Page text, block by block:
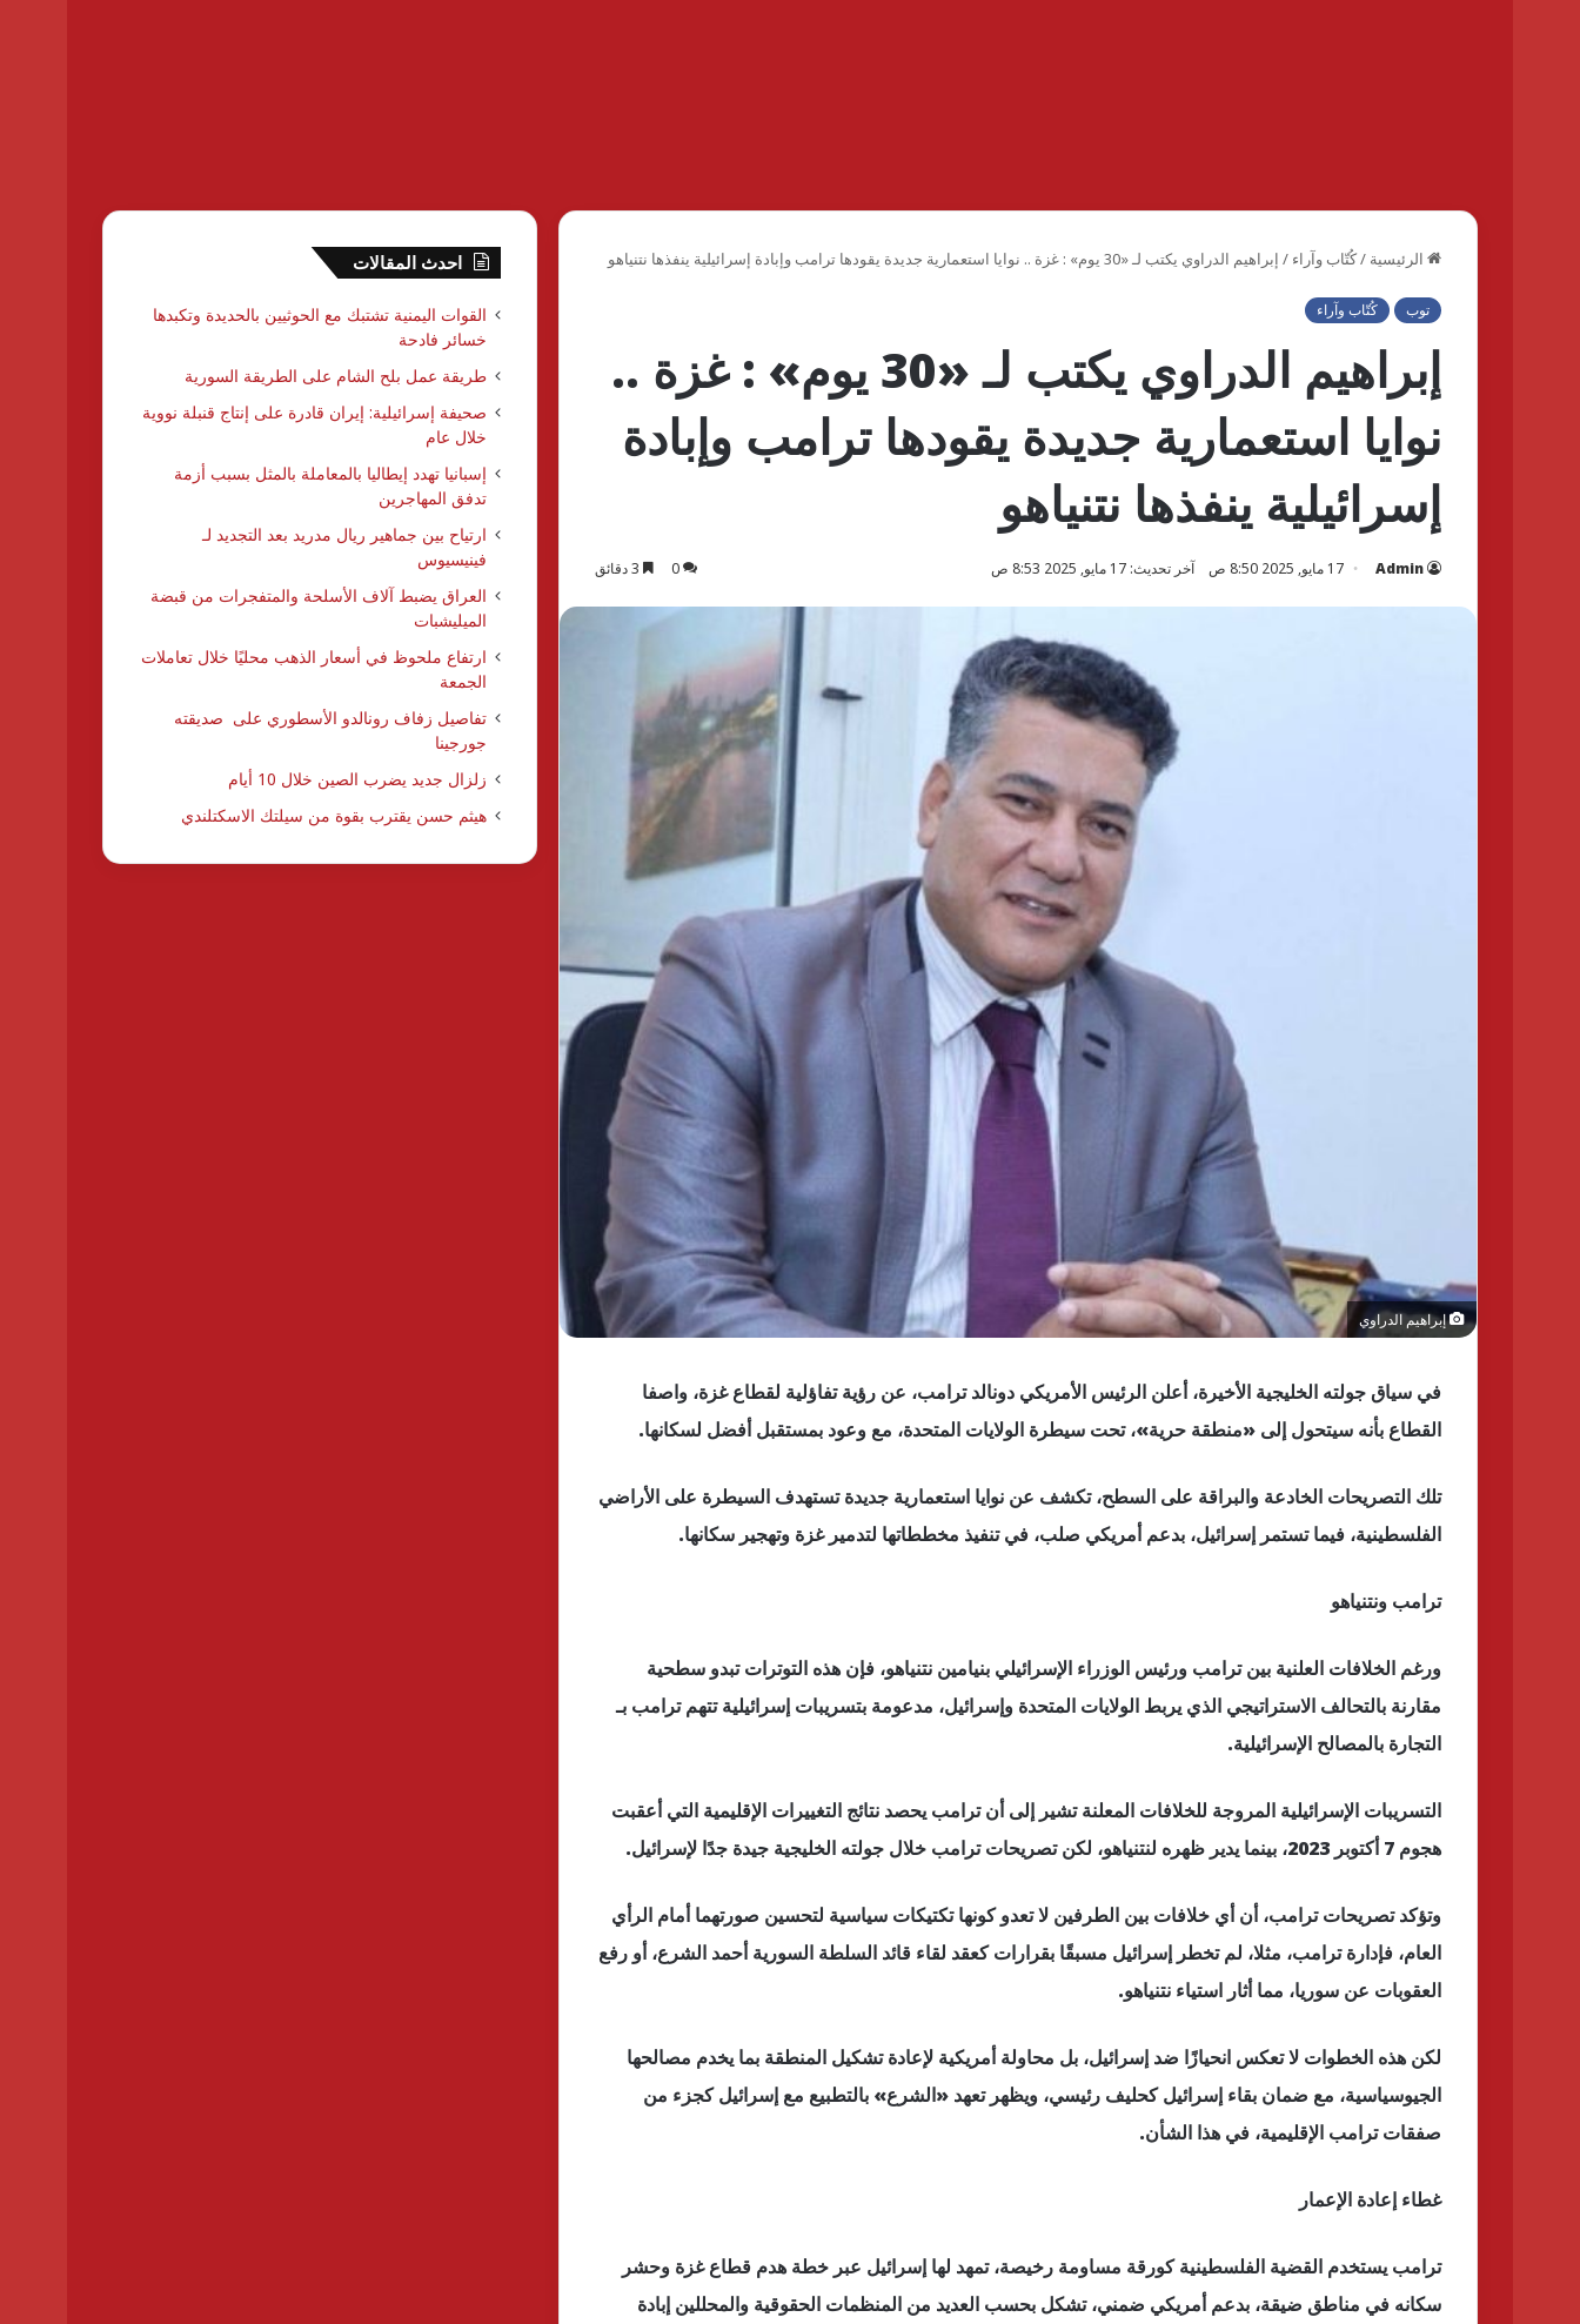
الرئيسية /كُتّاب وآراء / إبراهيم الدراوي يكتب لـ «30 يوم» : غزة .. نوايا استعمارية جديدة يقودها ترامب وإبادة إسرائيلية ينفذها نتنياهو
توب كُتّاب وآراء
إبراهيم الدراوي يكتب لـ «30 يوم» : غزة ..
نوايا استعمارية جديدة يقودها ترامب وإبادة
إسرائيلية ينفذها نتنياهو
Admin 17 مايو, 2025 8:50 ص آخر تحديث: 17 مايو, 2025 8:53 ص 0
إبراهيم الدراوي
في سياق جولته الخليجية الأخيرة، أعلن الرئيس الأمريكي دونالد ترامب، عن رؤية تفاؤلية لقطاع غزة، واصفا
القطاع بأنه سيتحول إلى «منطقة حرية»، تحت سيطرة الولايات المتحدة، مع وعود بمستقبل أفضل لسكانها.
تلك التصريحات الخادعة والبراقة على السطح، تكشف عن نوايا استعمارية جديدة تستهدف السيطرة على الأراضي
الفلسطينية، فيما تستمر إسرائيل، بدعم أمريكي صلب، في تنفيذ مخططاتها لتدمير غزة وتهجير سكانها.
ترامب ونتنياهو
ورغم الخلافات العلنية بين ترامب ورئيس الوزراء الإسرائيلي بنيامين نتنياهو، فإن هذه التوترات تبدو سطحية
مقارنة بالتحالف الاستراتيجي الذي يربط الولايات المتحدة وإسرائيل، مدعومة بتسريبات إسرائيلية تتهم ترامب بـ
التجارة بالمصالح الإسرائيلية.
التسريبات الإسرائيلية المروجة للخلافات المعلنة تشير إلى أن ترامب يحصد نتائج التغييرات الإقليمية التي أعقبت
هجوم 7 أكتوبر 2023، بينما يدير ظهره لنتنياهو، لكن تصريحات ترامب خلال جولته الخليجية جيدة جدًا لإسرائيل.
وتؤكد تصريحات ترامب، أن أي خلافات بين الطرفين لا تعدو كونها تكتيكات سياسية لتحسين صورتهما أمام الرأي
العام، فإدارة ترامب، مثلا، لم تخطر إسرائيل مسبقًا بقرارات كعقد لقاء قائد السلطة السورية أحمد الشرع، أو رفع
العقوبات عن سوريا، مما أثار استياء نتنياهو.
لكن هذه الخطوات لا تعكس انحيازًا ضد إسرائيل، بل محاولة أمريكية لإعادة تشكيل المنطقة بما يخدم مصالحها
الجيوسياسية، مع ضمان بقاء إسرائيل كحليف رئيسي، ويظهر تعهد «الشرع» بالتطبيع مع إسرائيل كجزء من
صفقات ترامب الإقليمية، في هذا الشأن.
غطاء إعادة الإعمار
ترامب يستخدم القضية الفلسطينية كورقة مساومة رخيصة، تمهد لها إسرائيل عبر خطة هدم قطاع غزة وحشر
سكانه في مناطق ضيقة، بدعم أمريكي ضمني، تشكل بحسب العديد من المنظمات الحقوقية والمحللين إبادة
احدث المقالات
القوات اليمنية تشتبك مع الحوثيين بالحديدة وتكبدها
خسائر فادحة
طريقة عمل بلح الشام على الطريقة السورية
صحيفة إسرائيلية: إيران قادرة على إنتاج قنبلة نووية
خلال عام
إسبانيا تهدد إيطاليا بالمعاملة بالمثل بسبب أزمة
تدفق المهاجرين
ارتياح بين جماهير ريال مدريد بعد التجديد لـ
فينيسيوس
العراق يضبط آلاف الأسلحة والمتفجرات من قبضة
الميليشبات
ارتفاع ملحوظ في أسعار الذهب محليًا خلال تعاملات
الجمعة
تفاصيل زفاف رونالدو الأسطوري على صديقته
جورجينا
زلزال جديد يضرب الصين خلال 10 أيام
هيثم حسن يقترب بقوة من سيلتك الاسكتلندي